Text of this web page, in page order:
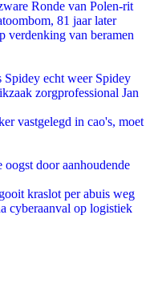
Ronde van Polen-rit
81 jaar later
verdenking van beramen
echt weer Spidey
zorgprofessional Jan
vastgelegd in cao's, moet
door aanhoudende
kraslot per abuis weg
cyberaanval op logistiek